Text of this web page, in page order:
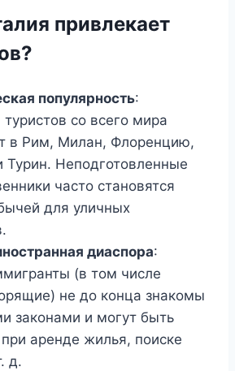
привлекает
популярность:
со всего мира
в Рим, Милан, Флоренцию,
Турин. Неподготовленные
часто становятся
для уличных
диаспора:
(в том числе
не до конца знакомы
законами и могут быть
аренде жилья, поиске
д.